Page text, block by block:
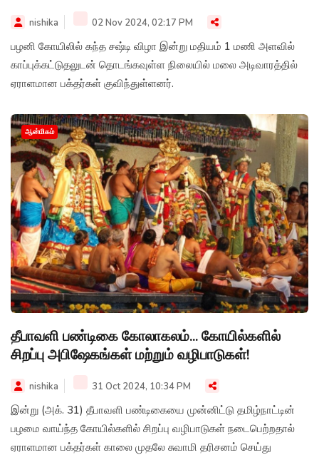
nishika 02 Nov 2024, 02:17 PM
பழனி கோயிலில் கந்த சஷ்டி விழா இன்று மதியம் 1 மணி அளவில்
காப்புக்கட்டுதலுடன் தொடங்கவுள்ள நிலையில் மலை அடிவாரத்தில்
ஏராளமான பக்தர்கள் குவிந்துள்ளனர்.
ஆன்மிகம்
தீபாவளி பண்டிகை கோலாகலம்... கோயில்களில்
சிறப்பு அபிஷேகங்கள் மற்றும் வழிபாடுகள்!
nishika 31 Oct 2024, 10:34 PM
இன்று (அக். 31) தீபாவளி பண்டிகையை முன்னிட்டு தமிழ்நாட்டின்
பழமை வாய்ந்த கோயில்களில் சிறப்பு வழிபாடுகள் நடைபெற்றதால்
ஏராளமான பக்தர்கள் காலை முதலே சுவாமி தரிசனம் செய்து